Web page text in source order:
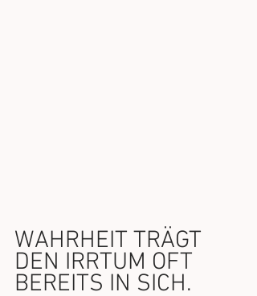
WAHRHEIT TRÄGT
DEN IRRTUM OFT
BEREITS IN SICH.